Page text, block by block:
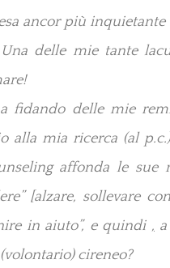
ancor più
Una delle mie tante
fidando delle mie
alla mia ricerca (al
affonda le sue
[alzare, sollevare
in aiuto”, e quindi ,
cireneo?